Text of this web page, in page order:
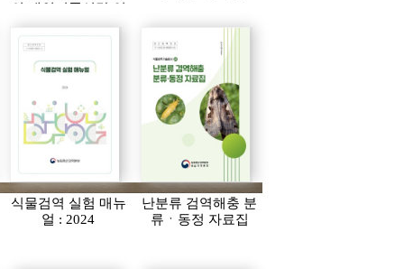
의 개인피폭선량 연
식물검역 실험 매뉴
얼 : 2024
난분류 검역해충 분
류ㆍ동정 자료집